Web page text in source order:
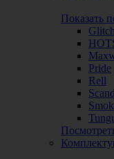
Показать
Pride
Rell